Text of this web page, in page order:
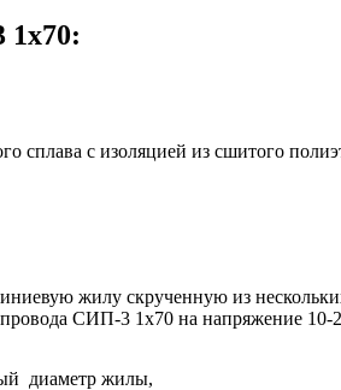
1х70:
сплава с изоляцией из сшитого
жилу скрученную из
СИП-3 1х70 на напряжение
диаметр жилы,